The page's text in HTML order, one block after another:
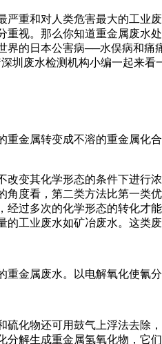
和对人类危害最大的工业废
重视。那么你知道重金属废水
界的日本公害病──水俣病和
圳废水检测机构小编一起来看
属转变成不溶的重金属化合
其化学形态的条件下进行浓
角度看，第二类方法比第一类
经过多次的化学形态的转化才
的工业废水如矿冶废水。这类
属废水。以电解氧化使氰分
物还可用鼓气上浮法去除，
分解生成重金属氢氧化物，它